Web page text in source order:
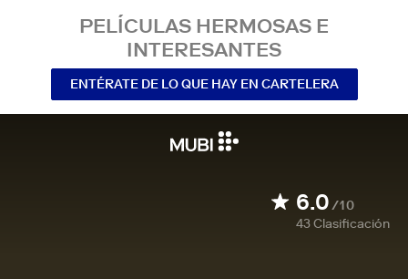
PELÍCULAS HERMOSAS E
INTERESANTES
ENTÉRATE DE LO QUE HAY EN CARTELERA
6.0/10
43Clasificación